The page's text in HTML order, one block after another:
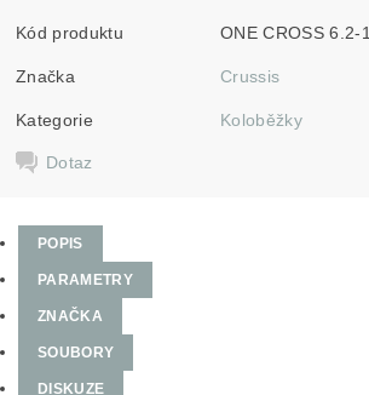
Kód produktu ONE CROSS 6.2-1
Značka Crussis
Kategorie Koloběžky
Dotaz
POPIS
PARAMETRY
ZNAČKA
SOUBORY
DISKUZE